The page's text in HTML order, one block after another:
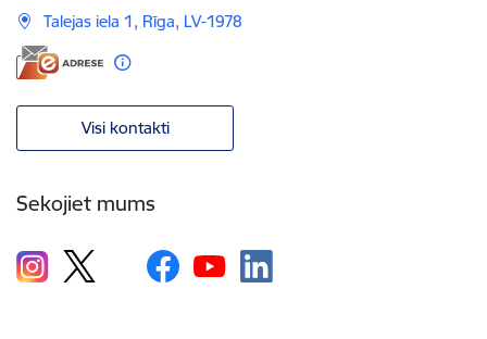
Talejas iela 1, Rīga, LV-1978
Visi kontakti
Sekojiet mums